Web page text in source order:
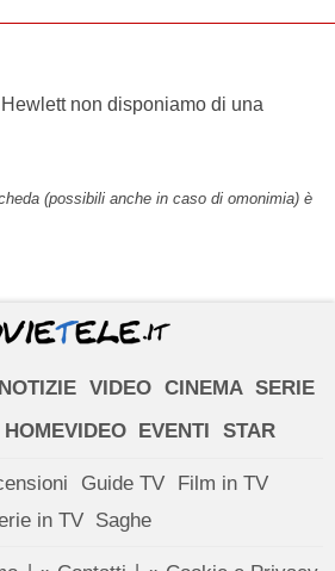
non disponiamo di una
(possibili anche in caso di omonimia) è
NOTIZIE VIDEO CINEMA SERIE
HOMEVIDEO EVENTI STAR
Guide TV
Film in TV
in TV Saghe